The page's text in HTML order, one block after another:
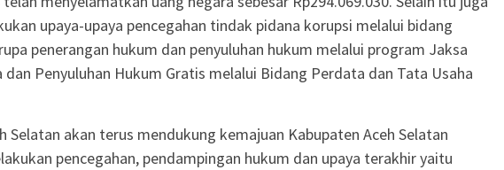
upaya-upaya pencegahan tindak pidana korupsi melalui bidang
penerangan hukum dan penyuluhan hukum melalui program Jaksa
dan Penyuluhan Hukum Gratis melalui Bidang Perdata dan Tata Usaha
Selatan akan terus mendukung kemajuan Kabupaten Aceh Selatan
pencegahan, pendampingan hukum dan upaya terakhir yaitu